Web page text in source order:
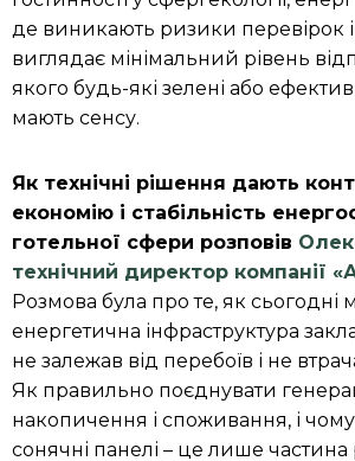
де виникають ризики перевірок і
виглядає мінімальний рівень
якого будь-які зелені або
мають сенсу.
Як технічні рішення дають
економію і стабільність
готельної сфери розповів
технічний директор компанії
Розмова була про те, як сьогодні
енергетична інфраструктура
не залежав від перебоїв і не
Як правильно поєднувати
накопичення і споживання, і
сонячні панелі – це лише частина